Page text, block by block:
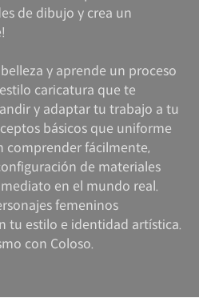
de dibujo y crea un
y aprende un proceso
caricatura que te
y adaptar tu trabajo a tu
básicos que uniforme
comprender fácilmente,
de materiales
en el mundo real.
femeninos
tu estilo e identidad artística.
con Coloso.